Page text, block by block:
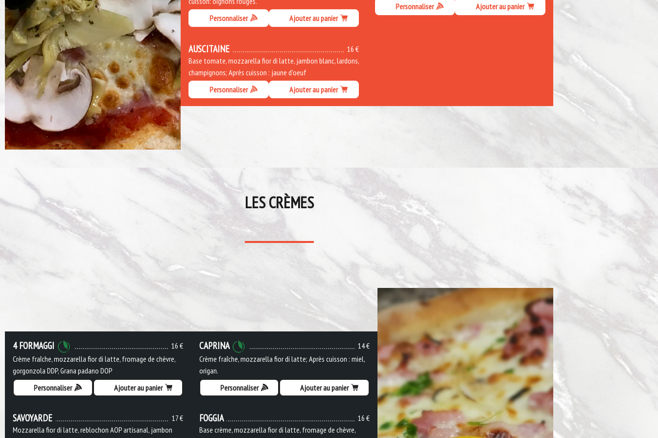
Personnaliser
Ajouter au panier
Personnaliser Ajouter au panier
16 €
AUSCITAINE
Base tomate, mozzarella fior di latte, jambon blanc, lardons,
champignons; Après cuisson : jaune d'oeuf
Personnaliser
Ajouter au panier
LES CRÈMES
16 €
4 FORMAGGI
Crème fraîche, mozzarella fior di latte, fromage de chèvre,
gorgonzola DDP, Grana padano DOP
Personnaliser
Ajouter au panier
14 €
CAPRINA
Crème fraîche, mozzarella fior di latte; Après cuisson : miel,
origan.
Personnaliser
Ajouter au panier
17 €
SAVOYARDE
Mozzarella fior di latte, reblochon AOP artisanal, jambon
16 €
FOGGIA
Base crème, mozzarella fior di latte, fromage de chèvre,